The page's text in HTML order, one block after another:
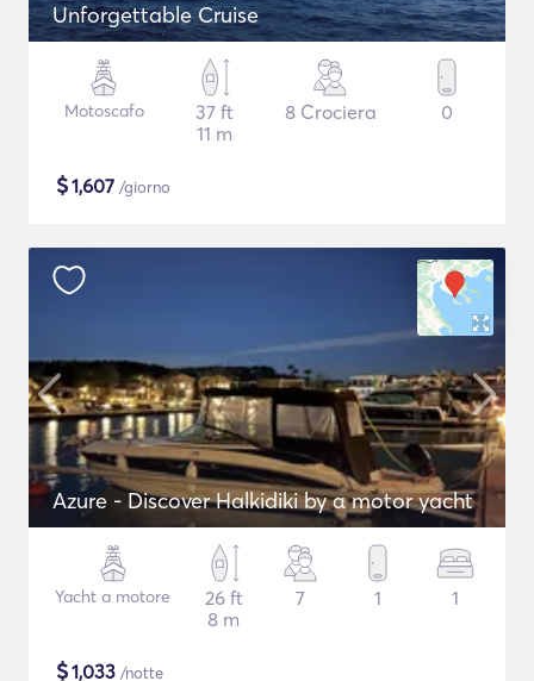
Unforgettable Cruise
Motoscafo
37 ft
11 m
8 Crociera 0
$1,607 /giorno
Azure - Discover Halkidiki by α motor yacht
Yacht a motore
26 ft
8 m
7 1 1
$1,033 /notte